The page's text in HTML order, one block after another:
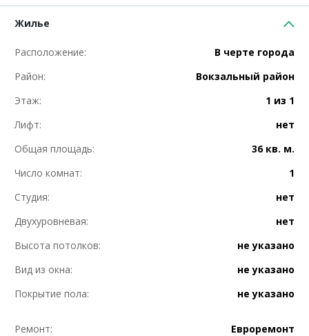
Жилье
Расположение:
В черте города
Район:
Вокзальный район
Этаж:
1 из 1
Лифт:
нет
Общая площадь:
36 кв. м.
Число комнат:
1
Студия:
нет
Двухуровневая:
нет
Высота потолков:
не указано
Вид из окна:
не указано
Покрытие пола:
не указано
Ремонт:
Евроремонт